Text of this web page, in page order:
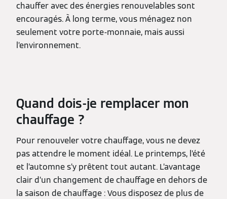
chauffer avec des énergies renouvelables sont
encouragés. À long terme, vous ménagez non
seulement votre porte-monnaie, mais aussi
l’environnement.
Quand dois-je remplacer mon
chauffage ?
Pour renouveler votre chauffage, vous ne devez
pas attendre le moment idéal. Le printemps, l’été
et l’automne s’y prêtent tout autant. L’avantage
clair d’un changement de chauffage en dehors de
la saison de chauffage : Vous disposez de plus de